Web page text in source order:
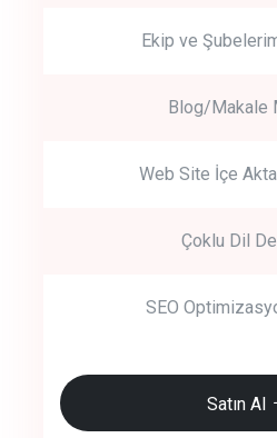
Ekip ve
Blog/Makale
Web Site İçe
Çoklu Dil
SEO
Satın Al